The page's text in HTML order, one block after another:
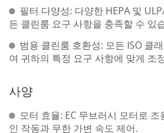
필터 다양성: 다양한 HEPA 및
든 클린룸 요구 사항을 충족할 수 있
범용 클린룸 호환성: 모든 ISO 클
여 귀하의 특정 요구 사항에 맞게 조
사양
모터 효율: EC 무브러시 모터로
인 작동과 무한 가변 속도 제어.